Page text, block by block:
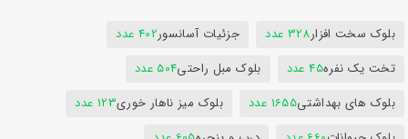
بلوک سخت افزار328 عدد جزئیات آسانسور402 عدد
تخت یک نفره45 عدد بلوک مبل راحتی504 عدد
بلوک های بهداشتی1655 عدد بلوک میز ناهار خوری123 عدد